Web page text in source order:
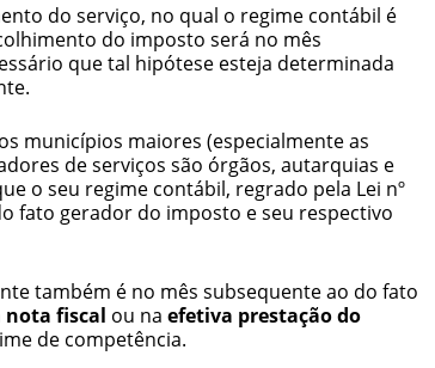
do serviço, no qual o regime contábil é
do imposto será no mês
que tal hipótese esteja determinada
municípios maiores (especialmente as
de serviços são órgãos, autarquias e
o seu regime contábil, regrado pela Lei nº
fato gerador do imposto e seu respectivo
também é no mês subsequente ao do fato
nota fiscal ou na efetiva prestação do
de competência.